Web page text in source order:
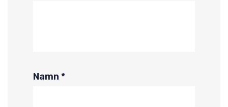
Namn *